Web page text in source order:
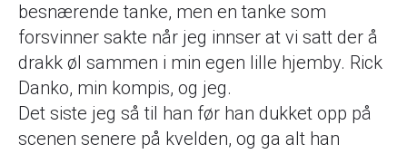
besnærende tanke, men en tanke som
forsvinner sakte når jeg innser at vi satt der å
drakk øl sammen i min egen lille hjemby. Rick
Danko, min kompis, og jeg.
Det siste jeg så til han før han dukket opp på
scenen senere på kvelden, og ga alt han